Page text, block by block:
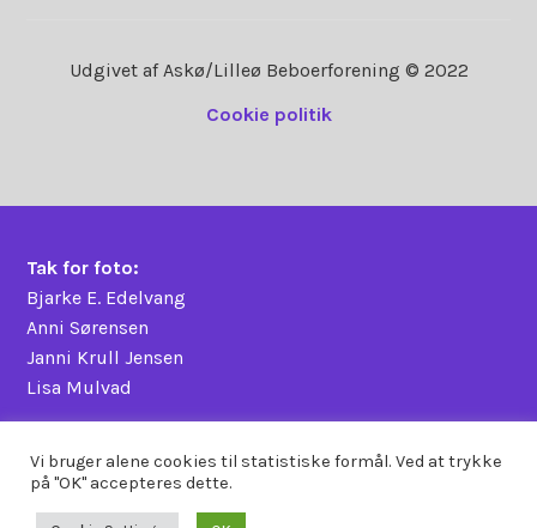
Udgivet af Askø/Lilleø Beboerforening © 2022
Cookie politik
Tak for foto:
Bjarke E. Edelvang
Anni Sørensen
Janni Krull Jensen
Lisa Mulvad
Proudly powered by WordPress
Vi bruger alene cookies til statistiske formål. Ved at trykke
på "OK" accepteres dette.